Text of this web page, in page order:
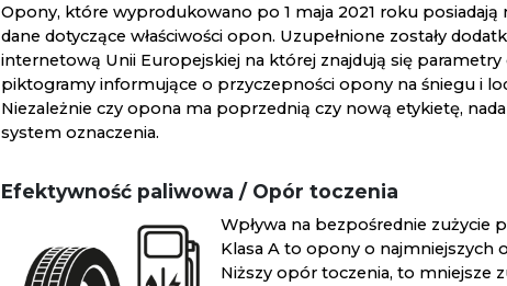
Opony, które wyprodukowano po 1 maja 2021 roku posiadają
dane dotyczące właściwości opon. Uzupełnione zostały
internetową Unii Europejskiej na której znajdują się parametry
piktogramy informujące o przyczepności opony na śniegu i
Niezależnie czy opona ma poprzednią czy nową etykietę,
system oznaczenia.
Efektywność paliwowa / Opór toczenia
Wpływa na bezpośrednie zużycie
Klasa A to opony o najmniejszych
Niższy opór toczenia, to mniejsze